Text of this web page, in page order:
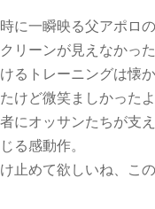
に一瞬映る父アポロ
リーンが見えなかっ
るトレーニングは懐
けど微笑ましかった
にオッサンたちが支
る感動作。
止めて欲しいね、こ